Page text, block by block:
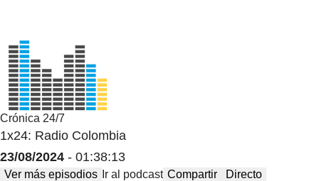
Crónica 24/7
1x24: Radio Colombia
23/08/2024 - 01:38:13
Ver más episodios Ir al podcast Compartir Directo